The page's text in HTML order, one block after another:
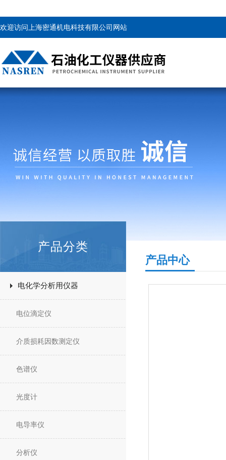
欢迎访问上海密通机电科技有限公司网站
产品分类
电化学分析用仪器
电位滴定仪
介质损耗因数测定仪
色谱仪
光度计
电导率仪
分析仪
产品中心